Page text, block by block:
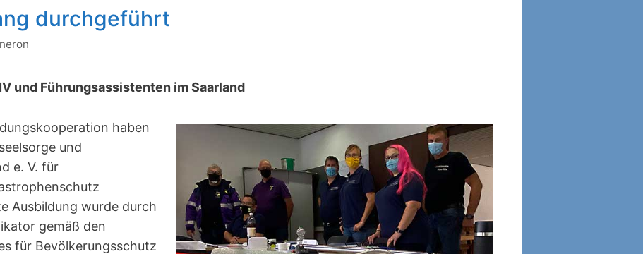
durchgeführt
und Führungsassistenten im Saarland
haben
und
e. V. für
Ausbildung wurde durch
gemäß den
für Bevölkerungsschutz